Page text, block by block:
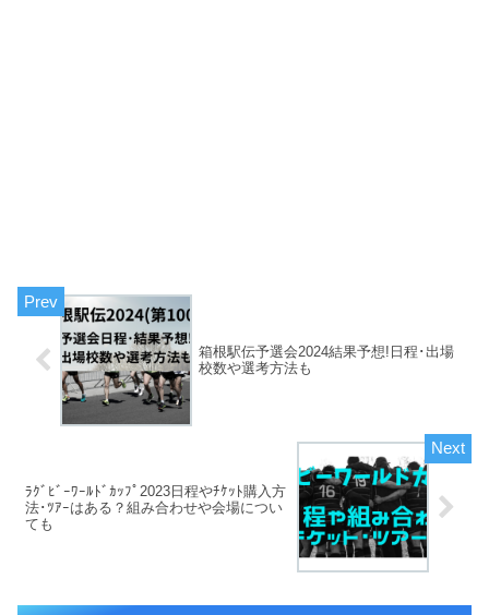
箱根駅伝予選会2024結果予想!日程･出場
校数や選考方法も
ﾗｸﾞﾋﾞｰﾜｰﾙﾄﾞｶｯﾌﾟ2023日程やﾁｹｯﾄ購入方
法･ﾂｱｰはある？組み合わせや会場につい
ても